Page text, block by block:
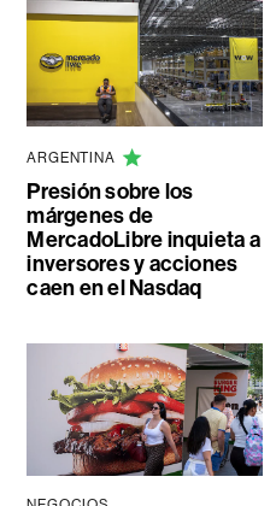
ARGENTINA
Presión sobre los
márgenes de
MercadoLibre inquieta a
inversores y acciones
caen en el Nasdaq